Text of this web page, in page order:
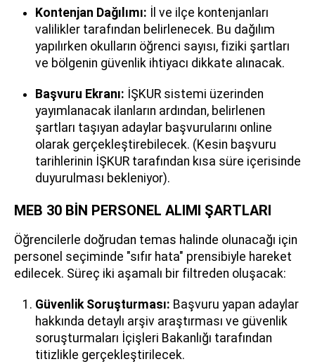
Kontenjan Dağılımı: İl ve ilçe kontenjanları
valilikler tarafından belirlenecek. Bu dağılım
yapılırken okulların öğrenci sayısı, fiziki şartları
ve bölgenin güvenlik ihtiyacı dikkate alınacak.
Başvuru Ekranı: İŞKUR sistemi üzerinden
yayımlanacak ilanların ardından, belirlenen
şartları taşıyan adaylar başvurularını online
olarak gerçekleştirebilecek. (Kesin başvuru
tarihlerinin İŞKUR tarafından kısa süre içerisinde
duyurulması bekleniyor).
MEB 30 BİN PERSONEL ALIMI ŞARTLARI
Öğrencilerle doğrudan temas halinde olunacağı için
personel seçiminde "sıfır hata" prensibiyle hareket
edilecek. Süreç iki aşamalı bir filtreden oluşacak:
Güvenlik Soruşturması: Başvuru yapan adaylar
hakkında detaylı arşiv araştırması ve güvenlik
soruşturmaları İçişleri Bakanlığı tarafından
titizlikle gerçekleştirilecek.